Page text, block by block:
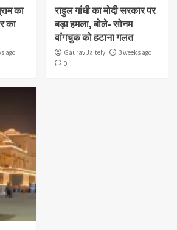
का
का
ago
राहुल गांधी का मोदी सरकार पर
बड़ा हमला, बोले- सोनम
वांगचुक को हटाना गलत
Gaurav Jaitely
3 weeks ago
0